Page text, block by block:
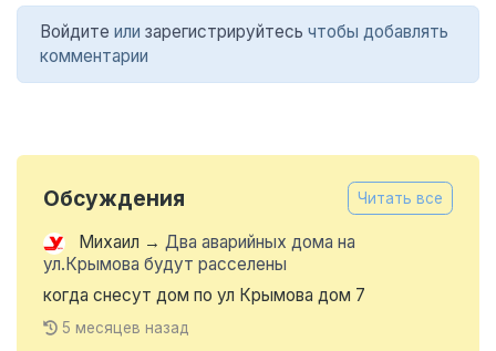
Войдите или зарегистрируйтесь чтобы добавлять
комментарии
Обсуждения Читать все
Михаил → Два аварийных дома на
ул.Крымова будут расселены
когда снесут дом по ул Крымова дом 7
5 месяцев назад